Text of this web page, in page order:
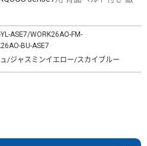
ASE7/WORK26AO-FM-
BU-ASE7
/ジャスミンイエロー/スカイブルー